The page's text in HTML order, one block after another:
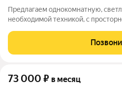
Предлагаем однокомнатную,
необходимой техникой, с
метро Водный стадион, въезд на
закрыт шлагбаумом, в 200
73 000 ₽ в месяц